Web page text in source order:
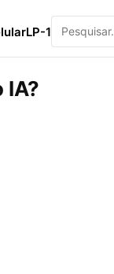
LP-1
IA?